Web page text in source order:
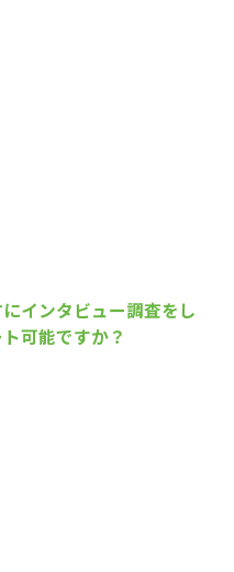
インタビュー調査をし
可能ですか？